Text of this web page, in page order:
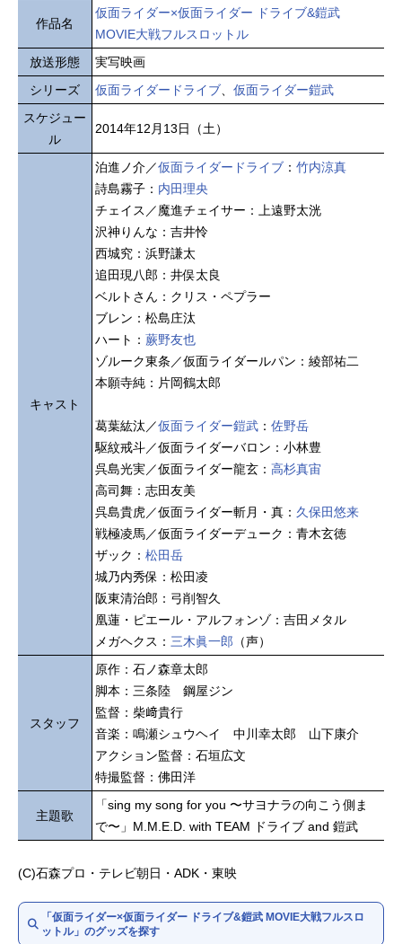
作品名
仮面ライダー×仮面ライダー ドライブ&鎧武
MOVIE大戦フルスロットル
放送形態
実写映画
シリーズ
仮面ライダードライブ
仮面ライダー鎧武
スケジュー
ル
2014年12月13日（土）
キャスト
泊進ノ介／仮面ライダードライブ ： 竹内涼真
詩島霧子： 内田理央
チェイス／魔進チェイサー：上遠野太洸
沢神りんな：吉井怜
西城究：浜野謙太
追田現八郎：井俣太良
ベルトさん：クリス・ペプラー
ブレン：松島庄汰
ハート： 蕨野友也
ゾルーク東条／仮面ライダールパン：綾部祐二
本願寺純：片岡鶴太郎
葛葉紘汰／仮面ライダー鎧武 ： 佐野岳
駆紋戒斗／仮面ライダーバロン：小林豊
呉島光実／仮面ライダー龍玄： 高杉真宙
高司舞：志田友美
呉島貴虎／仮面ライダー斬月・真： 久保田悠来
戦極凌馬／仮面ライダーデューク：青木玄徳
ザック： 松田岳
城乃内秀保：松田凌
阪東清治郎：弓削智久
凰蓮・ピエール・アルフォンゾ：吉田メタル
メガヘクス： 三木眞一郎 （声）
スタッフ
原作：石ノ森章太郎
脚本：三条陸 鋼屋ジン
監督：柴﨑貴行
音楽：鳴瀬シュウヘイ 中川幸太郎 山下康介
アクション監督：石垣広文
特撮監督：佛田洋
主題歌
「sing my song for you 〜サヨナラの向こう側ま
で〜」M.M.E.D. with TEAM ドライブ and 鎧武
(C)石森プロ・テレビ朝日・ADK・東映
「仮面ライダー×仮面ライダー ドライブ&鎧武 MOVIE大戦フルスロ
ットル」のグッズを探す